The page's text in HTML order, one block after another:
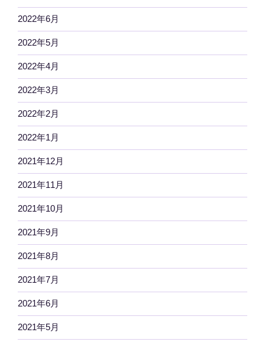
2022年6月
2022年5月
2022年4月
2022年3月
2022年2月
2022年1月
2021年12月
2021年11月
2021年10月
2021年9月
2021年8月
2021年7月
2021年6月
2021年5月